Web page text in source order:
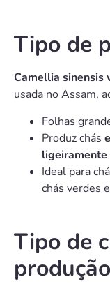
Tipo de
Camellia sinensis
usada no Assam,
Folhas
Produz chás
Ideal para
chás verdes
Tipo de
produção